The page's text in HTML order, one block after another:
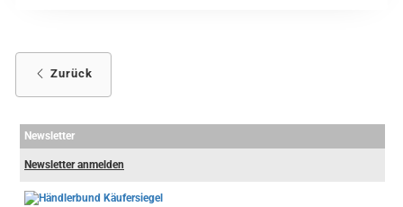
Zurück
Newsletter
Newsletter anmelden